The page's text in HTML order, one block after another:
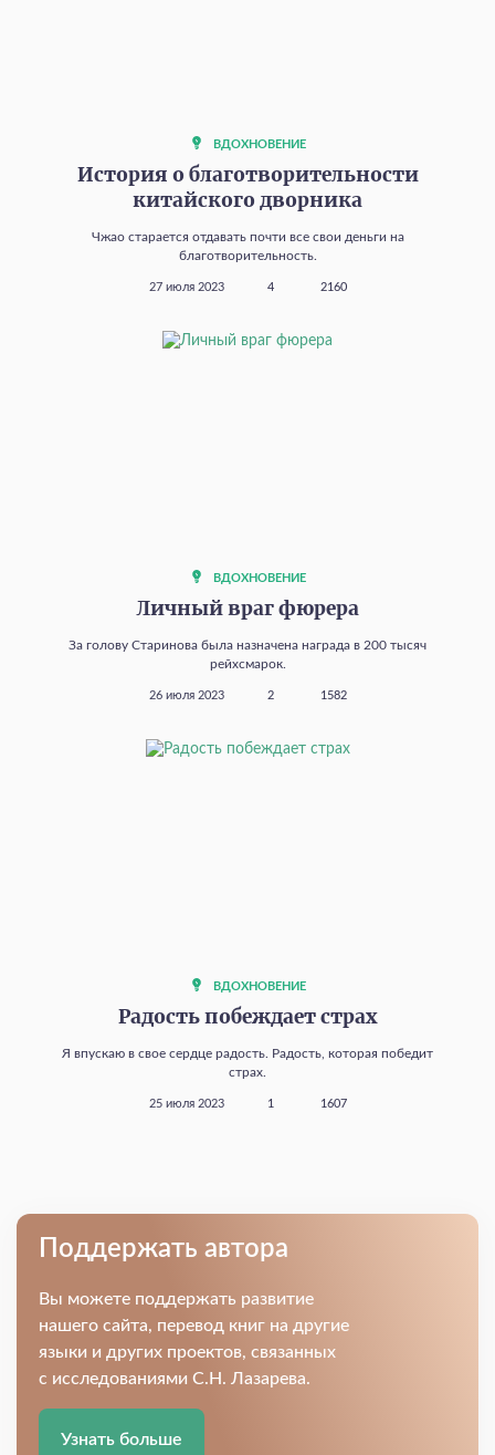
ВДОХНОВЕНИЕ
История о благотворительности
китайского дворника
Чжао старается отдавать почти все свои деньги на
благотворительность.
27 июля 2023 4 2160
ВДОХНОВЕНИЕ
Личный враг фюрера
За голову Старинова была назначена награда в 200 тысяч
рейхсмарок.
26 июля 2023 2 1582
ВДОХНОВЕНИЕ
Радость побеждает страх
Я впускаю в свое сердце радость. Радость, которая победит
страх.
25 июля 2023 1 1607
Поддержать автора
Вы можете поддержать развитие
нашего сайта, перевод книг на другие
языки и других проектов, связанных
с исследованиями С.Н. Лазарева.
Узнать больше